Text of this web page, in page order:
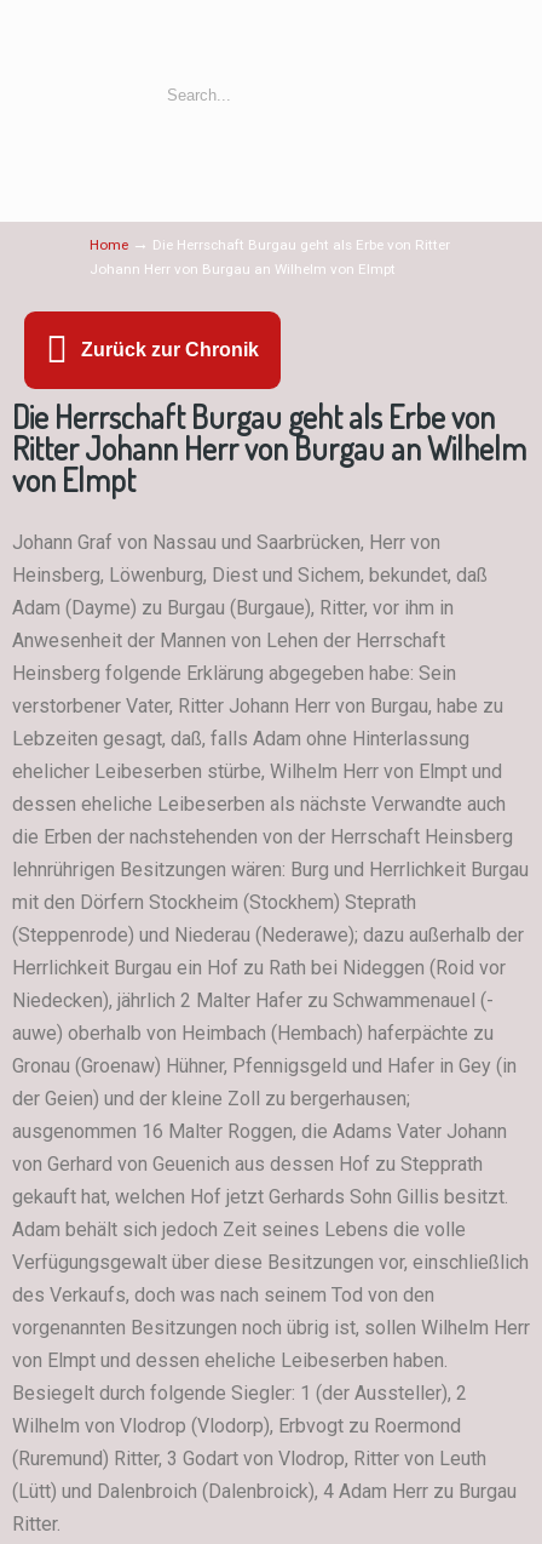
Home → Die Herrschaft Burgau geht als Erbe von Ritter
Johann Herr von Burgau an Wilhelm von Elmpt
Zurück zur Chronik
Die Herrschaft Burgau geht als Erbe von
Ritter Johann Herr von Burgau an Wilhelm
von Elmpt
Johann Graf von Nassau und Saarbrücken, Herr von
Heinsberg, Löwenburg, Diest und Sichem, bekundet, daß
Adam (Dayme) zu Burgau (Burgaue), Ritter, vor ihm in
Anwesenheit der Mannen von Lehen der Herrschaft
Heinsberg folgende Erklärung abgegeben habe: Sein
verstorbener Vater, Ritter Johann Herr von Burgau, habe zu
Lebzeiten gesagt, daß, falls Adam ohne Hinterlassung
ehelicher Leibeserben stürbe, Wilhelm Herr von Elmpt und
dessen eheliche Leibeserben als nächste Verwandte auch
die Erben der nachstehenden von der Herrschaft Heinsberg
lehnrührigen Besitzungen wären: Burg und Herrlichkeit Burgau
mit den Dörfern Stockheim (Stockhem) Steprath
(Steppenrode) und Niederau (Nederawe); dazu außerhalb der
Herrlichkeit Burgau ein Hof zu Rath bei Nideggen (Roid vor
Niedecken), jährlich 2 Malter Hafer zu Schwammenauel (-
auwe) oberhalb von Heimbach (Hembach) haferpächte zu
Gronau (Groenaw) Hühner, Pfennigsgeld und Hafer in Gey (in
der Geien) und der kleine Zoll zu bergerhausen;
ausgenommen 16 Malter Roggen, die Adams Vater Johann
von Gerhard von Geuenich aus dessen Hof zu Stepprath
gekauft hat, welchen Hof jetzt Gerhards Sohn Gillis besitzt.
Adam behält sich jedoch Zeit seines Lebens die volle
Verfügungsgewalt über diese Besitzungen vor, einschließlich
des Verkaufs, doch was nach seinem Tod von den
vorgenannten Besitzungen noch übrig ist, sollen Wilhelm Herr
von Elmpt und dessen eheliche Leibeserben haben.
Besiegelt durch folgende Siegler: 1 (der Aussteller), 2
Wilhelm von Vlodrop (Vlodorp), Erbvogt zu Roermond
(Ruremund) Ritter, 3 Godart von Vlodrop, Ritter von Leuth
(Lütt) und Dalenbroich (Dalenbroick), 4 Adam Herr zu Burgau
Ritter.